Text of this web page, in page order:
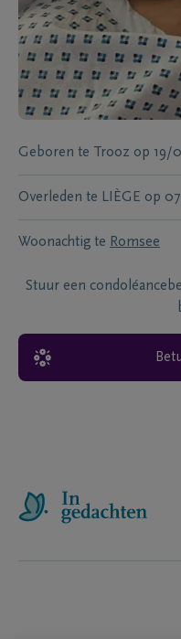
Geboren te Trooz op 19/
Overleden te LIÈGE op
Woonachtig te Romsee
Stuur een